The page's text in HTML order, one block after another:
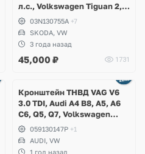
л.с., Volkswagen Tiguan 2,
Allspace, Passat B8,
Alltrack, Arteon, Skoda
Kodiaq RS
03N130755A +7
SKODA, VW
3 года назад
45,000 ₽ 1731
Кронштейн ТНВД VAG V6
3.0 TDI, Audi A4 B8, A5, A6
C6, Q5, Q7, Volkswagen
Touareg GP, NF, Phaeton
059130147P +1
AUDI, VW
1 год назад